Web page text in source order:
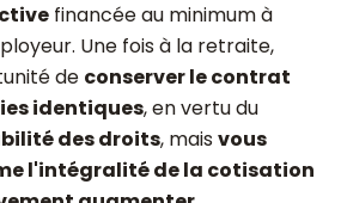
financée au minimum à
Une fois à la retraite,
de conserver le contrat
identiques, en vertu du
des droits, maisvous
l'intégralité de la cotisation